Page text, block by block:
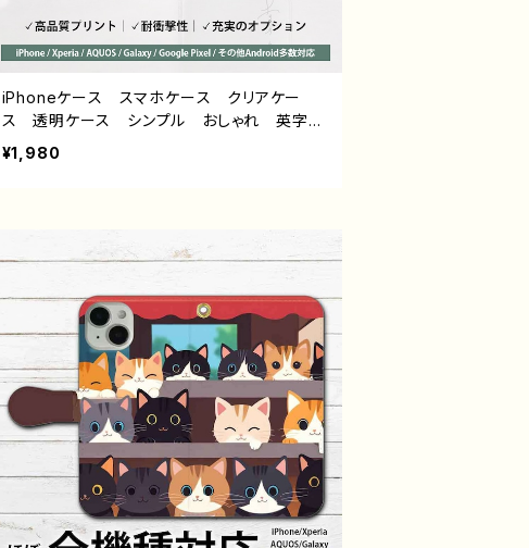
iPhoneケース スマホケース クリアケー
ス 透明ケース シンプル おしゃれ 英字ロ
ゴ ミニマル 安い ほぼ 全機種対応 メン
ズ 高校生 男子 レディース 大人女子
アンドロイド 携帯ケース おすすめ 個性
的 人気 クリエイター オリジナル デザイ
ン グッズ タイトル：Hard work pays off.
¥1,980